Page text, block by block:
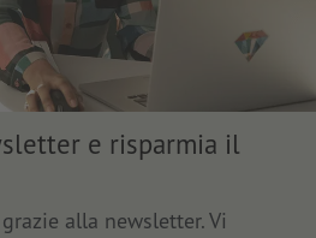
e risparmia il
alla newsletter. Vi